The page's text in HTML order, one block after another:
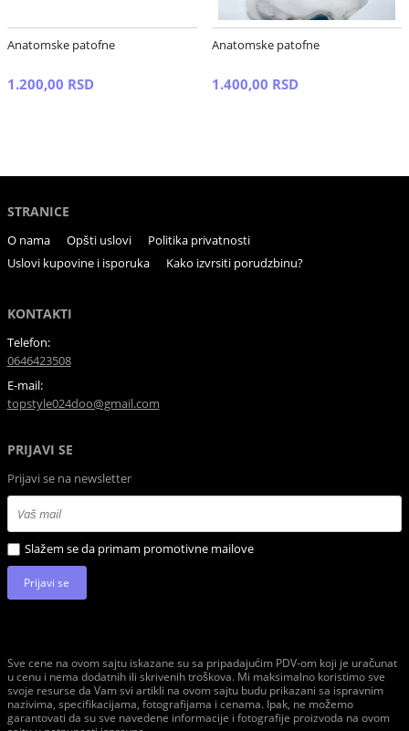
Anatomske patofne
1.200,00 RSD
Anatomske patofne
1.400,00 RSD
STRANICE
O nama Opšti uslovi
Politika privatnosti
Uslovi kupovine i isporuka
Kako izvrsiti porudzbinu?
KONTAKTI
Telefon:
0646423508
E-mail:
topstyle024doo@gmail.com
PRIJAVI SE
Prijavi se na newsletter
Slažem se da primam promotivne mailove
Prijavi se
Sve cene na ovom sajtu iskazane su sa pripadajućim PDV-om koji je uračunat
u cenu i nema dodatnih ili skrivenih troškova. Mi maksimalno koristimo sve
svoje resurse da Vam svi artikli na ovom sajtu budu prikazani sa ispravnim
nazivima, specifikacijama, fotografijama i cenama. Ipak, ne možemo
garantovati da su sve navedene informacije i fotografije proizvoda na ovom